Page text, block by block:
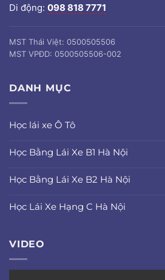
Di động: 098 818 7771
MST Thái Việt: 0500505506
MST VPĐD: 0500505506-002
DANH MỤC
Học lái xe Ô Tô
Học Bằng Lái Xe B1 Hà Nội
Học Bằng Lái Xe B2 Hà Nội
Học Lái Xe Hạng C Hà Nội
VIDEO